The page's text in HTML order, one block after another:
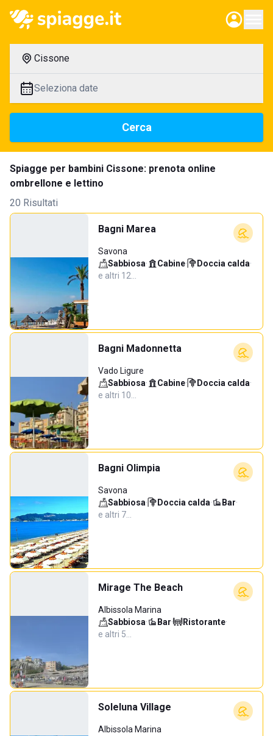
Cissone
Seleziona date
Cerca
Spiagge per bambini Cissone: prenota online
ombrellone e lettino
20 Risultati
Bagni Marea
Savona
Sabbiosa· Cabine· Doccia calda·
e altri 12…
Bagni Madonnetta
Vado Ligure
Sabbiosa· Cabine· Doccia calda·
e altri 10…
Bagni Olimpia
Savona
Sabbiosa· Doccia calda· Bar·
e altri 7…
Mirage The Beach
Albissola Marina
Sabbiosa· Bar· Ristorante·
e altri 5…
Soleluna Village
Albissola Marina